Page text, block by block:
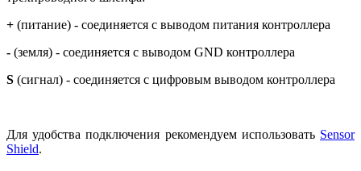
+ (питание) - соединяется с выводом питания контроллера
- (земля) - соединяется с выводом GND контроллера
S (сигнал) - соединяется с цифровым выводом контроллера
Для удобства подключения рекомендуем использовать Sensor
Shield.